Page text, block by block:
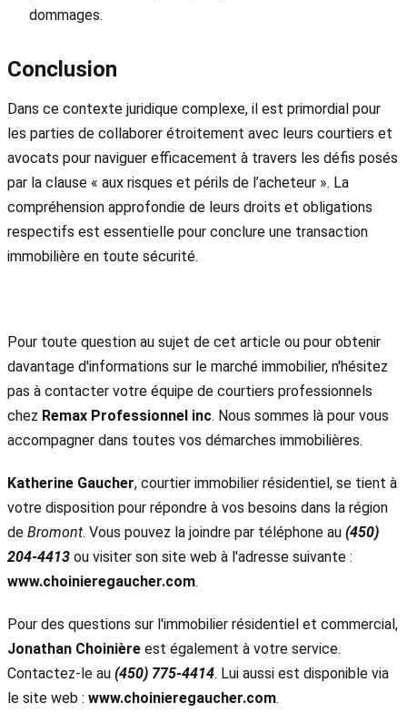
dommages.
Conclusion
Dans ce contexte juridique complexe, il est primordial pour
les parties de collaborer étroitement avec leurs courtiers et
avocats pour naviguer efficacement à travers les défis posés
par la clause « aux risques et périls de l’acheteur ». La
compréhension approfondie de leurs droits et obligations
respectifs est essentielle pour conclure une transaction
immobilière en toute sécurité.
Pour toute question au sujet de cet article ou pour obtenir
davantage d'informations sur le marché immobilier, n'hésitez
pas à contacter votre équipe de courtiers professionnels
chez Remax Professionnel inc. Nous sommes là pour vous
accompagner dans toutes vos démarches immobilières.
Katherine Gaucher, courtier immobilier résidentiel, se tient à
votre disposition pour répondre à vos besoins dans la région
de Bromont. Vous pouvez la joindre par téléphone au (450)
204-4413 ou visiter son site web à l'adresse suivante :
www.choinieregaucher.com.
Pour des questions sur l'immobilier résidentiel et commercial,
Jonathan Choinière est également à votre service.
Contactez-le au (450) 775-4414. Lui aussi est disponible via
le site web : www.choinieregaucher.com.